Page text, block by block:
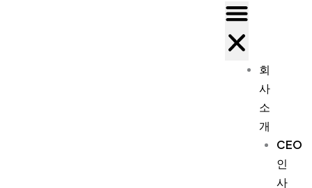
회
사
소
개
CEO
인
사